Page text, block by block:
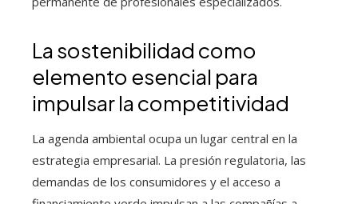
La sostenibilidad como
elemento esencial para
impulsar la competitividad
La agenda ambiental ocupa un lugar central en la
estrategia empresarial. La presión regulatoria, las
demandas de los consumidores y el acceso a